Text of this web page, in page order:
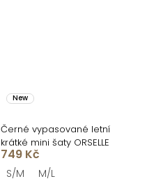
New
Černé vypasované letní
krátké mini šaty ORSELLE
749 Kč
S/M M/L